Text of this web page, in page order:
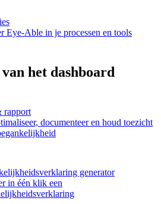
Eye-Able in je processen en tools
het dashboard
rapport
documenteer en houd toezicht
generator
in één klik een